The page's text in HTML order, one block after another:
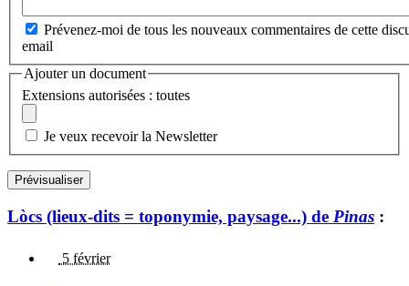
Prévenez-moi de tous les nouveaux commentaires de cette
email
Ajouter un document
Extensions autorisées : toutes
Je veux recevoir la Newsletter
Lòcs (lieux-dits = toponymie, paysage...) de Pinas :
5 février